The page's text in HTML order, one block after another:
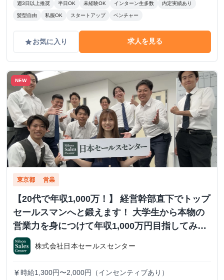
週3日以上推奨 半日OK 未経験OK インターン生多数 内定実績あり
髪型自由 私服OK スタートアップ ベンチャー
gradeお気に入り 求人を見る
NEW
東京都 営業
【20代で年収1,000万！】 経営幹部直下でトップ
セールスマンへと鍛えます！ 大学生から本物の
営業力を身につけて年収1,000万円目指してみま
せんか？ ※当社直結内定あり #学歴不問 #未経験
可 #1.2年生可 - 株式会社日本セールスセンター
の長期・有給インターンシップ
株式会社日本セールスセンター
currency_yen 時給1,300円〜2,000円（インセンティブあり）